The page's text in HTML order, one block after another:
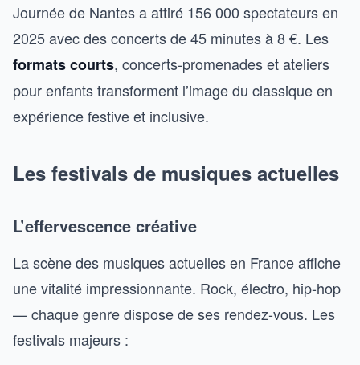
Journée de Nantes a attiré 156 000 spectateurs en
2025 avec des concerts de 45 minutes à 8 €. Les
formats courts, concerts-promenades et ateliers
pour enfants transforment l’image du classique en
expérience festive et inclusive.
Les festivals de musiques actuelles
L’effervescence créative
La scène des musiques actuelles en France affiche
une vitalité impressionnante. Rock, électro, hip-hop
— chaque genre dispose de ses rendez-vous. Les
festivals majeurs :